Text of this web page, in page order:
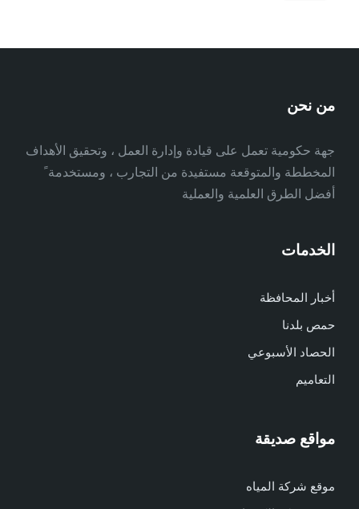
من نحن
جهة حكومية تعمل على قيادة وإدارة العمل ، وتحقيق الأهداف
المخططة والمتوقعة مستفيدة من التجارب ، ومستخدمة ً
أفضل الطرق العلمية والعملية
الخدمات
أخبار المحافظة
حمص بلدنا
الحصاد الأسبوعي
التعاميم
مواقع صديقة
موقع شركة المياه